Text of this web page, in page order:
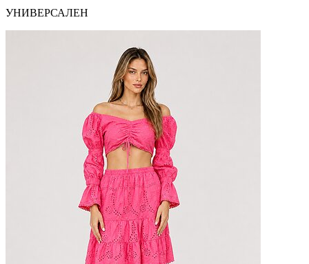
УНИВЕРСАЛЕН